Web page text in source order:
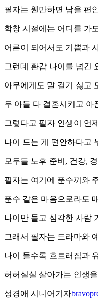
필자는 웬만하면 남을 편
학창 시절에는 어디를 가
어른이 되어서도 기쁨과
그런데 환갑 나이를 넘긴
아무에게도 말 걸기 싫고
두 아들 다 결혼시키고 아
그렇다고 필자 인생이 언
나이 드는 게 편안하다고
모두들 노후 준비, 건강,
필자는 여기에 푼수끼와
푼수 같은 마음으로라도
나이만 들고 심각한 사람
그래서 필자는 드라마와
나이 들수록 흐트러짐과
허허실실 살아가는 인생
성경애 시니어기자